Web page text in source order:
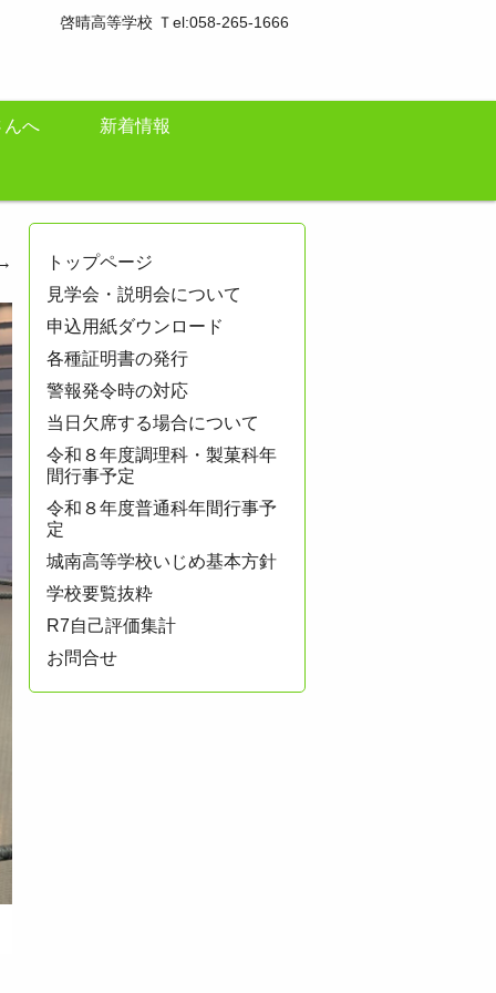
啓晴高等学校 Ｔel:058-265-1666
んへ 新着情報
トップページ
見学会・説明会について
申込用紙ダウンロード
各種証明書の発行
警報発令時の対応
当日欠席する場合について
令和８年度調理科・製菓科年
間行事予定
令和８年度普通科年間行事予
定
城南高等学校いじめ基本方針
学校要覧抜粋
R7自己評価集計
お問合せ